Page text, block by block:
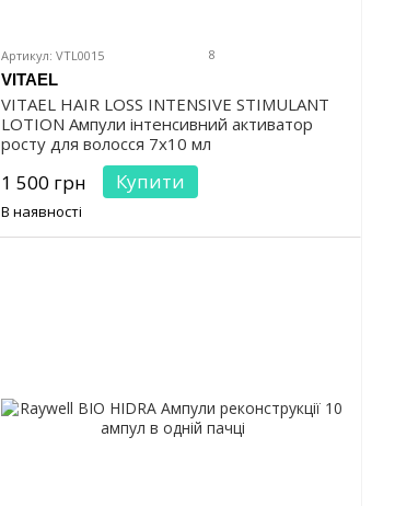
Артикул: VTL0015 8
VITAEL
VITAEL HAIR LOSS INTENSIVE STIMULANT
LOTION Ампули інтенсивний активатор
росту для волосся 7х10 мл
1 500 грн Купити
В наявності